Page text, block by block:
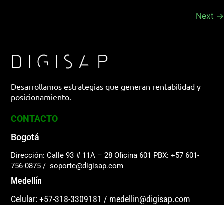
Next →
Desarrollamos estrategias que generan rentabilidad y
posicionamiento.
CONTACTO
Bogotá
Dirección: Calle 93 # 11A – 28 Oficina 601 PBX: +57 601-
756-0875 / soporte@digisap.com
Medellín
Celular: +57-318-3309181 / medellin@digisap.com